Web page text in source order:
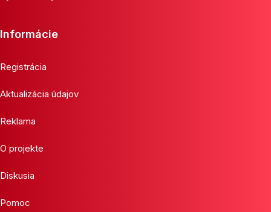
Informácie
Registrácia
Aktualizácia údajov
Reklama
O projekte
Diskusia
Pomoc